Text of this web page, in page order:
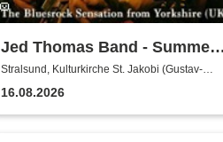
Jed Thomas Band - Summer
Tour 2026
Stralsund, Kulturkirche St. Jakobi (Gustav-
Adolf-Saal)
16.08.2026